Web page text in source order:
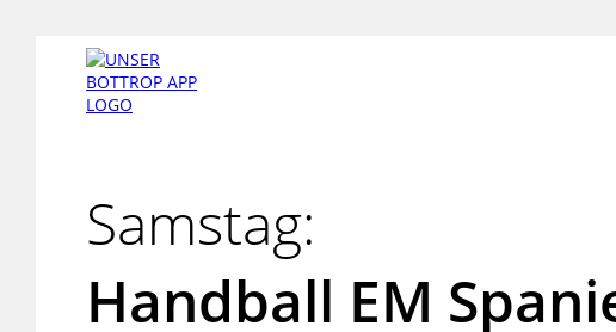
Samstag:
Handball EM